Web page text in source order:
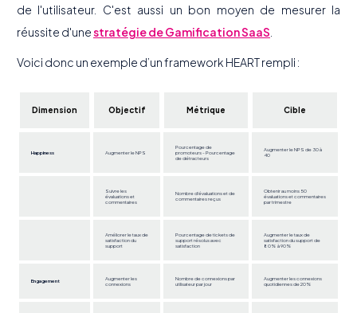
de l'utilisateur. C'est aussi un bon moyen de mesurer la
réussite d'unestratégie de Gamification SaaS
Voici donc un exemple d’un framework HEART rempli :
Dimension Objectif Métrique Cible
Happiness Augmenter le NPS
Pourcentage de
promoteurs - Pourcentage
de détracteurs
Augmenter le NPS de 30 à
40
Suivre les
évaluations et
commentaires
Nombre d'évaluations et de
commentaires reçus
Obtenir au moins 50
évaluations et commentaires
par trimestre
Améliorer le taux de
satisfaction du
support
Pourcentage de tickets de
support résolus avec
satisfaction
Augmenter le taux de
satisfaction du support de
80% à 90%
Engagement
Augmenter les
connexions
Nombre de connexions par
utilisateur par jour
Augmenter les connexions
quotidiennes de 20%